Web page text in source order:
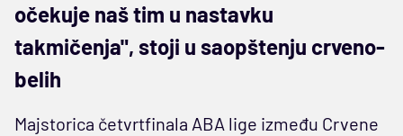
očekuje naš tim u nastavku
takmičenja", stoji u saopštenju crveno-
belih
Majstorica četvrtfinala ABA lige između Crvene